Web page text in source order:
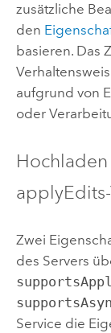
zusätzliche
den
basieren. Das
aufgrund von
oder
Zwei
des Servers
Service die